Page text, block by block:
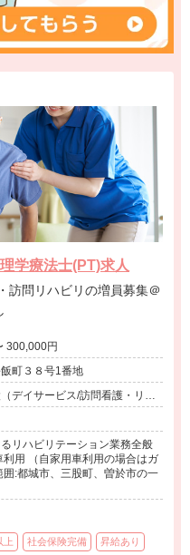
学療法士(PT)求人
月給 250,000円 〜 300,000円
町３８号1番地
デイサービス/訪問看護・リ
リハビリテーション業務全般
用 （自家用車利用の場合はガ
囲:都城市、三股町、曽於市の一
上 社会保険完備 昇給あり